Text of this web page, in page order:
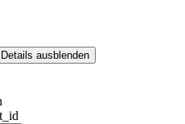
Details ausblenden